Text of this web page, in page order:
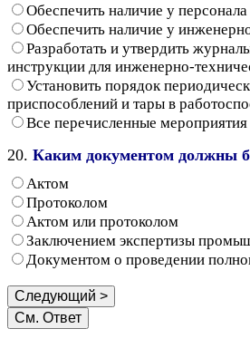
Обеспечить наличие у
Обеспечить наличие у
Разработать и утвердить
инструкции для инженерно-
Установить порядок
приспособлений и тары в
Все перечисленные мероприятия
20. Каким документом должны
Актом
Протоколом
Актом или протоколом
Заключением экспертизы
Документом о проведении